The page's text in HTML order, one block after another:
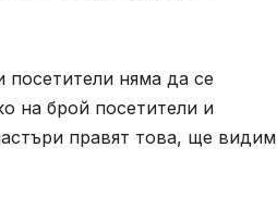
посетители няма да се
на брой посетители и
правят това, ще видим